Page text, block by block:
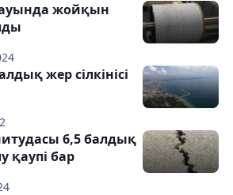
жойқын
жер сілкінісі
6,5 балдық
қаупі бар